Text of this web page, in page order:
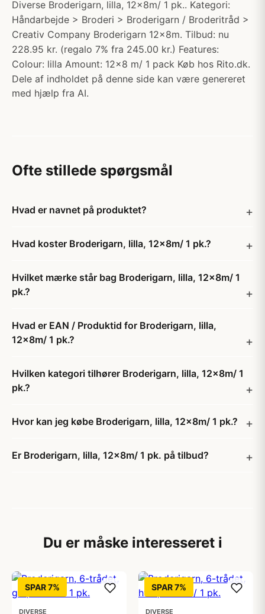
Diverse Broderigarn, lilla, 12x8m/ 1 pk.. Kategori:
Håndarbejde > Broderi > Broderigarn / Broderitråd >
Creativ Company Broderigarn 12x8m. Tilbud: nu
228.95 kr. (regalo 7% fra 245.00 kr.) Features:
Colour: lilla Amount: 12x8 m/ 1 pack Køb hos Rito.dk.
Dele af indholdet på denne side kan være genereret
med hjælp fra AI.
Ofte stillede spørgsmål
Hvad er navnet på produktet?
Hvad koster Broderigarn, lilla, 12x8m/ 1 pk.?
Hvilket mærke står bag Broderigarn, lilla, 12x8m/ 1
pk.?
Hvad er EAN / Produktid for Broderigarn, lilla,
12x8m/ 1 pk.?
Hvilken kategori tilhører Broderigarn, lilla, 12x8m/ 1
pk.?
Hvor kan jeg købe Broderigarn, lilla, 12x8m/ 1 pk.?
Er Broderigarn, lilla, 12x8m/ 1 pk. på tilbud?
Du er måske interesseret i
SPAR 7%
DIVERSE
SPAR 7%
DIVERSE